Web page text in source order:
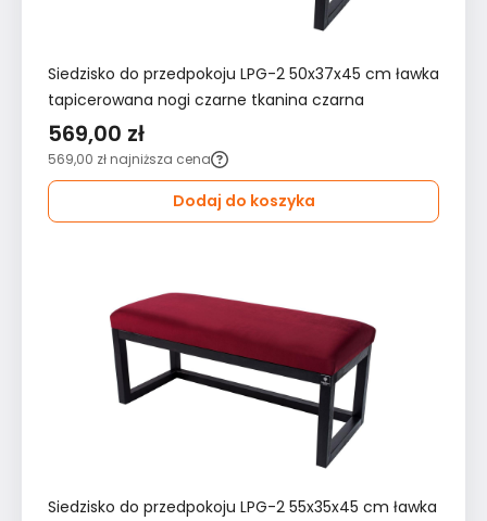
Siedzisko do przedpokoju LPG-2 50x37x45 cm ławka
tapicerowana nogi czarne tkanina czarna
569,00 zł
569,00 zł najniższa cena
Dodaj do koszyka
Siedzisko do przedpokoju LPG-2 55x35x45 cm ławka